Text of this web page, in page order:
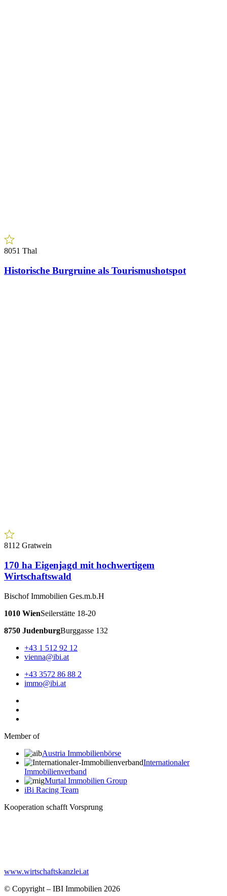
8051 Thal
Historische Burgruine als Tourismushotspot
8112 Gratwein
170 ha Eigenjagd mit hochwertigem
Wirtschaftswald
Bischof Immobilien Ges.m.b.H
1010 WienSeilerstätte 18-20
8750 JudenburgBurggasse 132
+43 1 512 92 12
vienna@ibi.at
+43 3572 86 88 2
immo@ibi.at
Member of
Austria Immobilienbörse
Internationaler
Immobilienverband
Murtal Immobilien Group
Kooperation schafft Vorsprung
www.wirtschaftskanzlei.at
© Copyright – IBI Immobilien 2026